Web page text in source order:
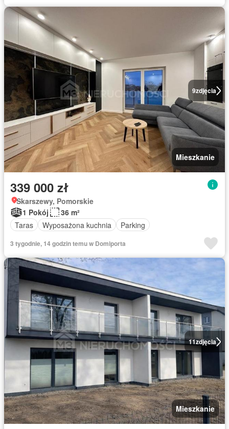
9zdjęcia
Mieszkanie
339 000 zł
Skarszewy, Pomorskie
1 Pokój
36 m²
Taras
Wyposażona kuchnia Parking
3 tygodnie, 14 godzin temu w Domiporta
11zdjęcia
Mieszkanie